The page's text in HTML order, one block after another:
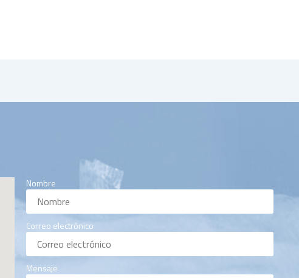
Nombre
Correo electrónico
Mensaje